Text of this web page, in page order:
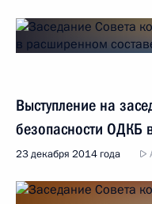
Выступление на
безопасности ОДКБ
23 декабря 2014 года